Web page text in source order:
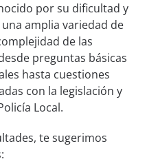
por su dificultad y
amplia variedad de
de las
preguntas básicas
hasta cuestiones
con la legislación y
Local.
te sugerimos